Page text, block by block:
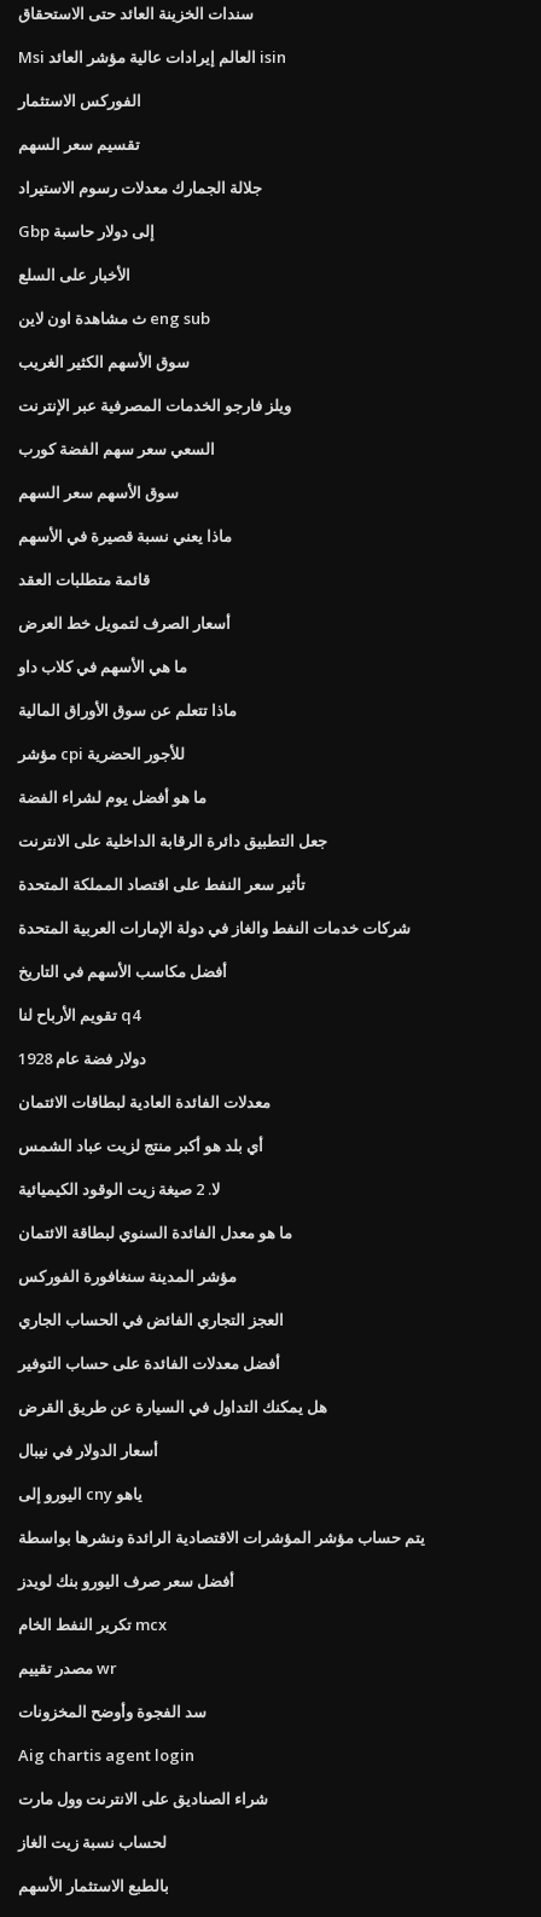
سندات الخزينة العائد حتى الاستحقاق
Msi العالم إيرادات عالية مؤشر العائد isin
الفوركس الاستثمار
تقسيم سعر السهم
جلالة الجمارك معدلات رسوم الاستيراد
Gbp إلى دولار حاسبة
الأخبار على السلع
ث مشاهدة اون لاين eng sub
سوق الأسهم الكثير الغريب
ويلز فارجو الخدمات المصرفية عبر الإنترنت
السعي سعر سهم الفضة كورب
سوق الأسهم سعر السهم
ماذا يعني نسبة قصيرة في الأسهم
قائمة متطلبات العقد
أسعار الصرف لتمويل خط العرض
ما هي الأسهم في كلاب داو
ماذا تتعلم عن سوق الأوراق المالية
مؤشر cpi للأجور الحضرية
ما هو أفضل يوم لشراء الفضة
جعل التطبيق دائرة الرقابة الداخلية على الانترنت
تأثير سعر النفط على اقتصاد المملكة المتحدة
شركات خدمات النفط والغاز في دولة الإمارات العربية المتحدة
أفضل مكاسب الأسهم في التاريخ
تقويم الأرباح لنا q4
دولار فضة عام 1928
معدلات الفائدة العادية لبطاقات الائتمان
أي بلد هو أكبر منتج لزيت عباد الشمس
لا. 2 صيغة زيت الوقود الكيميائية
ما هو معدل الفائدة السنوي لبطاقة الائتمان
مؤشر المدينة سنغافورة الفوركس
العجز التجاري الفائض في الحساب الجاري
أفضل معدلات الفائدة على حساب التوفير
هل يمكنك التداول في السيارة عن طريق القرض
أسعار الدولار في نيبال
اليورو إلى cny ياهو
يتم حساب مؤشر المؤشرات الاقتصادية الرائدة ونشرها بواسطة
أفضل سعر صرف اليورو بنك لويدز
تكرير النفط الخام mcx
مصدر تقييم wr
سد الفجوة وأوضح المخزونات
Aig chartis agent login
شراء الصناديق على الانترنت وول مارت
لحساب نسبة زيت الغاز
بالطبع الاستثمار الأسهم